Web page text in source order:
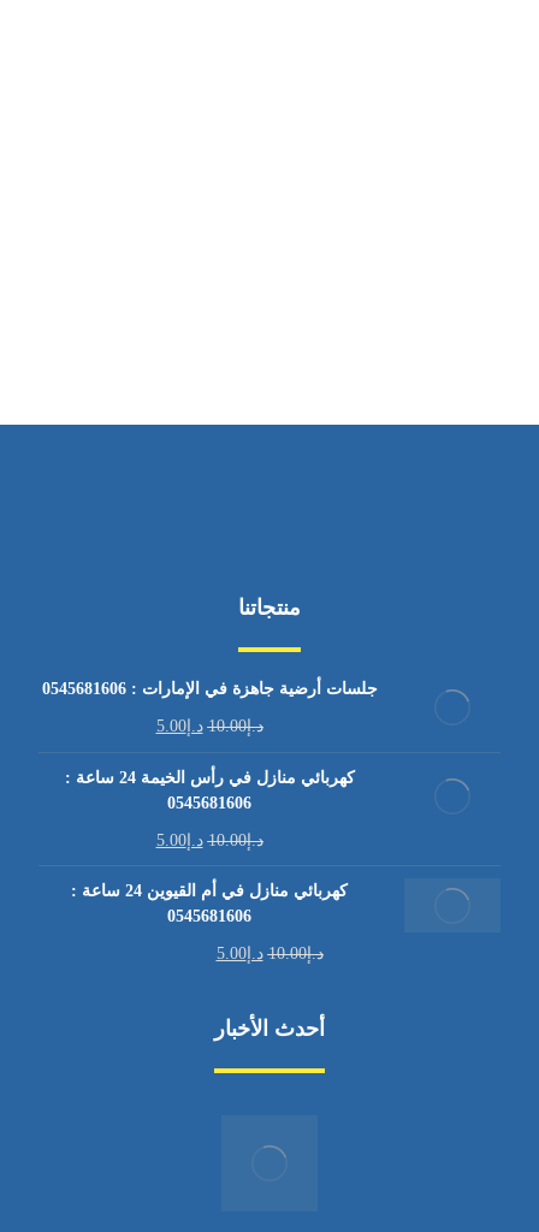
منتجاتنا
جلسات أرضية جاهزة في الإمارات : 0545681606
د.إ10.00 د.إ5.00
كهربائي منازل في رأس الخيمة 24 ساعة :
0545681606
د.إ10.00 د.إ5.00
كهربائي منازل في أم القيوين 24 ساعة :
0545681606
د.إ10.00 د.إ5.00
أحدث الأخبار